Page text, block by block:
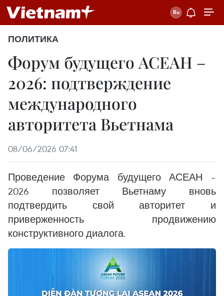
ПОЛИТИКА
Форум будущего АСЕАН –
2026: подтверждение
международного
авторитета Вьетнама
08/06/2026 07:41
Проведение Форума будущего АСЕАН –
2026 позволяет Вьетнаму вновь
подтвердить свой авторитет и
приверженность продвижению
конструктивного диалога.